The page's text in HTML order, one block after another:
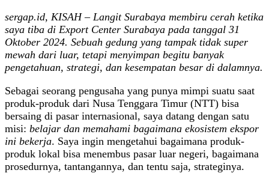
sergap.id, KISAH – Langit Surabaya membiru cerah ketika
saya tiba di Export Center Surabaya pada tanggal 31
Oktober 2024. Sebuah gedung yang tampak tidak super
mewah dari luar, tetapi menyimpan begitu banyak
pengetahuan, strategi, dan kesempatan besar di dalamnya.
Sebagai seorang pengusaha yang punya mimpi suatu saat
produk-produk dari Nusa Tenggara Timur (NTT) bisa
bersaing di pasar internasional, saya datang dengan satu
misi: belajar dan memahami bagaimana ekosistem ekspor
ini bekerja. Saya ingin mengetahui bagaimana produk-
produk lokal bisa menembus pasar luar negeri, bagaimana
prosedurnya, tantangannya, dan tentu saja, strateginya.